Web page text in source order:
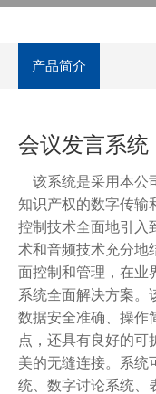
产品简介
会议发言系统
该系统是采用本公
知识产权的数字传输
控制技术全面地引入
术和音频技术充分地
面控制和管理，在业
系统全面解决方案。
数据安全准确、操作
点，还具有良好的可
美的无缝连接。系统
统、数字讨论系统、